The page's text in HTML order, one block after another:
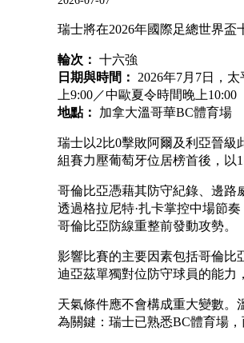
瑞士將在2026年國際足總世界盃
輪次： 十六強
日期與時間： 2026年7月7日，
上9:00／中歐夏令時間晚上10:00
地點： 加拿大溫哥華BC體育場
瑞士以2比0擊敗阿爾及利亞晉級
組賽力壓葡萄牙位居榜首後，以1
哥倫比亞憑藉其防守紀錄、邊路
透過格拉尼特·扎卡掌控中場節
哥倫比亞防線重整前發動攻勢。
影響比賽的主要因素包括哥倫比
迪亞茲單獨對位防守球員的能力
天氣條件應不會構成重大變數。
為關鍵：瑞士已熟悉BC體育場